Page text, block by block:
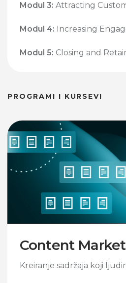
Modul 3: Attracting
Modul 4: Increasing
Modul 5: Closing and
PROGRAMI I KURSEVI
Content
Kreiranje sadržaja koji